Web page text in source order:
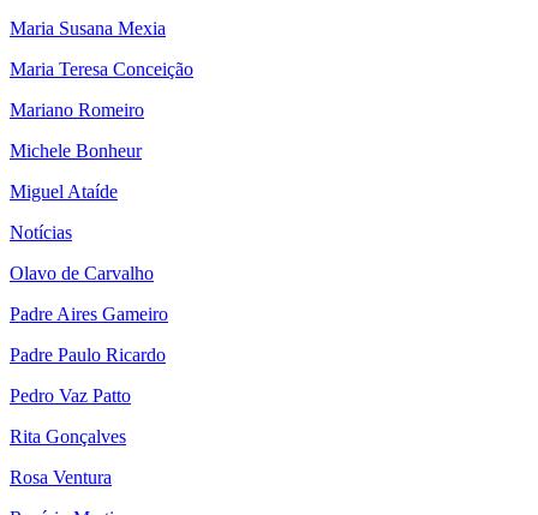
Maria Susana Mexia
Maria Teresa Conceição
Mariano Romeiro
Michele Bonheur
Miguel Ataíde
Notícias
Olavo de Carvalho
Padre Aires Gameiro
Padre Paulo Ricardo
Pedro Vaz Patto
Rita Gonçalves
Rosa Ventura